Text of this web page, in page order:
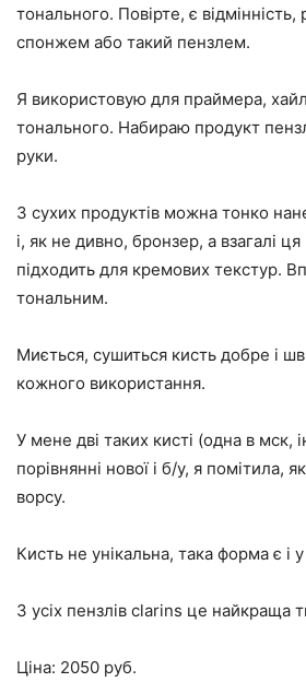
тонального. Повірте, є
спонжем або такий пензлем.
Я використовую для праймера,
тонального. Набираю продукт
руки.
З сухих продуктів можна тонко
і, як не дивно, бронзер, а взагалі
підходить для кремових текстур.
тональним.
Миється, сушиться кисть добре і
кожного використання.
У мене дві таких кисті (одна в мск,
порівнянні нової і б/у, я помітила,
ворсу.
Кисть не унікальна, така форма є і
З усіх пензлів clarins це найкраща
Ціна: 2050 руб.